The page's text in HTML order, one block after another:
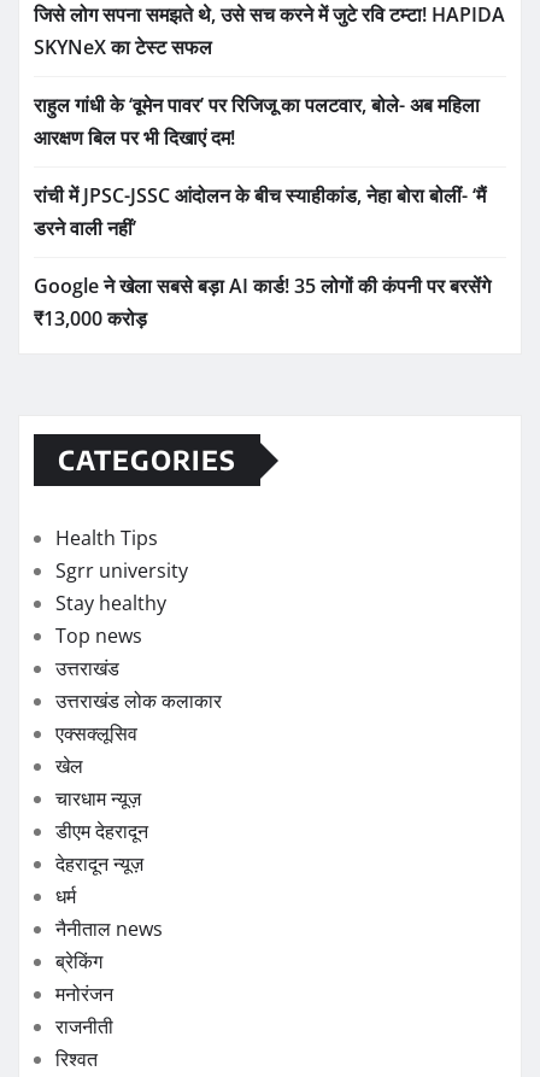
जिसे लोग सपना समझते थे, उसे सच करने में जुटे रवि टम्टा! HAPIDA
SKYNeX का टेस्ट सफल
राहुल गांधी के ‘वूमेन पावर’ पर रिजिजू का पलटवार, बोले- अब महिला
आरक्षण बिल पर भी दिखाएं दम!
रांची में JPSC-JSSC आंदोलन के बीच स्याहीकांड, नेहा बोरा बोलीं- ‘मैं
डरने वाली नहीं’
Google ने खेला सबसे बड़ा AI कार्ड! 35 लोगों की कंपनी पर बरसेंगे
₹13,000 करोड़
CATEGORIES
Health Tips
Sgrr university
Stay healthy
Top news
उत्तराखंड
उत्तराखंड लोक कलाकार
एक्सक्लूसिव
खेल
चारधाम न्यूज़
डीएम देहरादून
देहरादून न्यूज़
धर्म
नैनीताल news
ब्रेकिंग
मनोरंजन
राजनीती
रिश्वत